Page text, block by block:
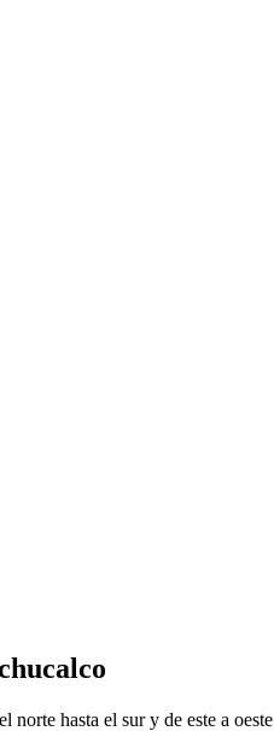
hasta el sur y de este a